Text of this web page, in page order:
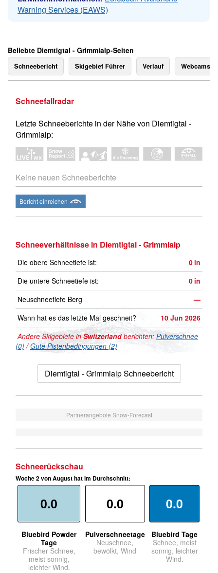
Warning Services (EAWS)
Beliebte Diemtigtal - Grimmialp-Seiten
Schneebericht Skigebiet Führer Verlauf Webcams
Schneefallradar
Letzte Schneeberichte in der Nähe von Diemtigtal -
Grimmialp:
Keine neuen Schneeberichte
Bericht einreichen
Schneeverhältnisse in Diemtigtal - Grimmialp
Die obere Schneetiefe ist: 0 in
Die untere Schneetiefe ist:
0 in
Neuschneetiefe Berg
—
Wann hat es das letzte Mal geschneit?
10 Jun 2026
Andere Skigebiete inSwitzerlandberichten: Pulverschnee
(0) /Gute Pistenbedingungen (2)
Diemtigtal - Grimmialp Schneebericht
Partnerangebote Snow-Forecast
Schneerückschau
Woche 2 von August hat im Durchschnitt:
0.0
Bluebird Powder
Tage
Frischer Schnee,
meist sonnig,
leichter Wind.
0.0
Pulverschneetage
Neuschnee,
bewölkt, Wind
0.0
Bluebird Tage
Schnee, meist
sonnig, leichter
Wind.